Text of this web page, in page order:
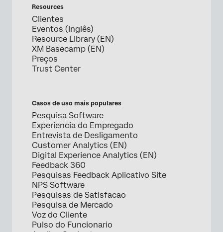
Resources
Clientes
Eventos (Inglês)
Resource Library (EN)
XM Basecamp (EN)
Preços
Trust Center
Casos de uso mais populares
Pesquisa Software
Experiencia do Empregado
Entrevista de Desligamento
Customer Analytics (EN)
Digital Experience Analytics (EN)
Feedback 360
Pesquisas Feedback Aplicativo Site
NPS Software
Pesquisas de Satisfacao
Pesquisa de Mercado
Voz do Cliente
Pulso do Funcionario